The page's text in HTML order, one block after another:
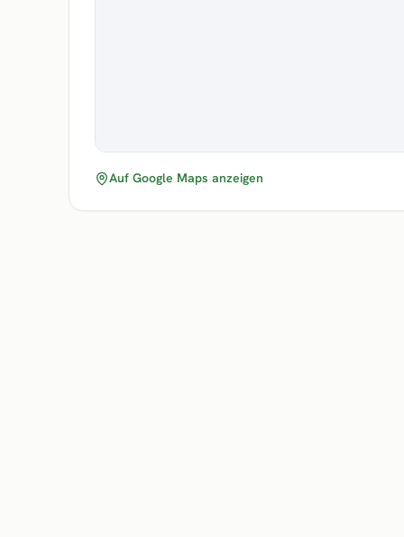
Auf Google Maps anzeigen